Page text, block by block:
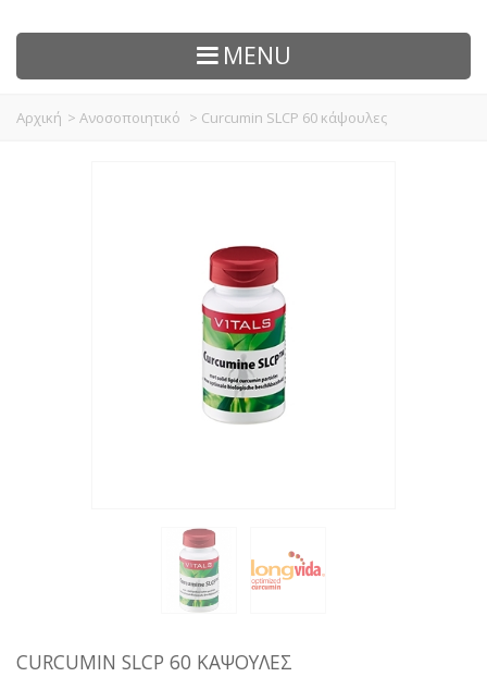
MENU
ΕΠΙΚΟΙΝΩΝΊΑ ΤΗΛ. 210 96 00 416
Αρχική > Ανοσοποιητικό > Curcumin SLCP 60 κάψουλες
CURCUMIN SLCP 60 ΚΆΨΟΥΛΕΣ